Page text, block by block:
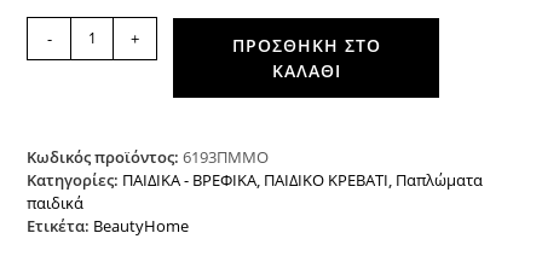
πάπλωμα
Space
Jam
Lola
160x240
- +
ΠΡΟΣΘΉΚΗ ΣΤΟ
ΚΑΛΆΘΙ
Κωδικός προϊόντος:6193ΠΜΜΟ
Κατηγορίες: ΠΑΙΔΙΚΑ - ΒΡΕΦΙΚΑ, ΠΑΙΔΙΚΟ ΚΡΕΒΑΤΙ, Παπλώματα
παιδικά
Ετικέτα: BeautyHome